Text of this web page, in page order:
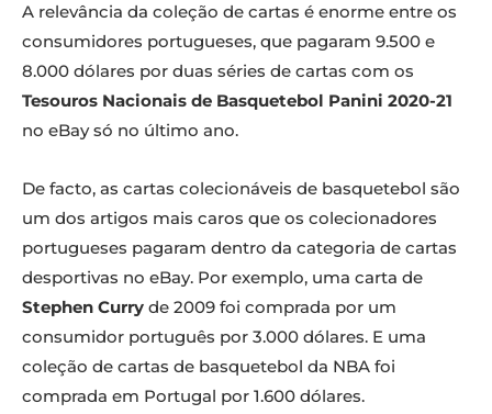
A relevância da coleção de cartas é enorme entre os
consumidores portugueses, que pagaram 9.500 e
8.000 dólares por duas séries de cartas com os
Tesouros Nacionais de Basquetebol Panini 2020-21
no eBay só no último ano.
De facto, as cartas colecionáveis de basquetebol são
um dos artigos mais caros que os colecionadores
portugueses pagaram dentro da categoria de cartas
desportivas no eBay. Por exemplo, uma carta de
Stephen Curry de 2009 foi comprada por um
consumidor português por 3.000 dólares. E uma
coleção de cartas de basquetebol da NBA foi
comprada em Portugal por 1.600 dólares.